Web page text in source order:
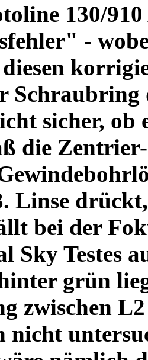
130/
-
sicher,
die Zentrier-
Linse
bei der
Sky Testes
grün
zwischen
nicht